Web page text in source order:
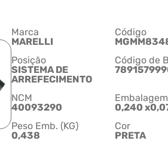
Marca
MARELLI
Código
Posição
SISTEMA DE
ARREFECIMENTO
Código de
NCM
40093290
0,240
Peso Emb. (KG)
0,438
Cor
PRETA